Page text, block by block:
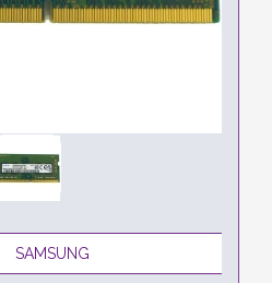
SAMSUNG